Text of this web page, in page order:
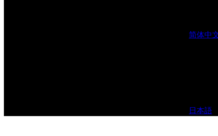
简体中
日本語